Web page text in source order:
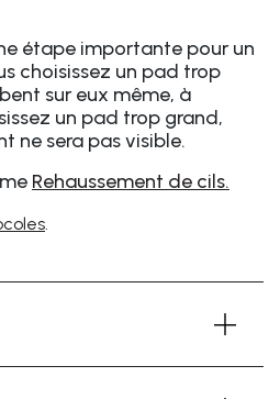
étape importante pour un
choisissez un pad trop
sur eux même, à
un pad trop grand,
ne sera pas visible.
Rehaussement de cils.